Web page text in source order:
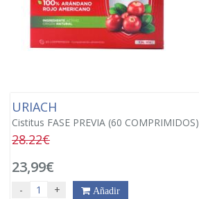
URIACH
Cistitus FASE PREVIA (60 COMPRIMIDOS)
28.22€
23,99€
- + Añadir